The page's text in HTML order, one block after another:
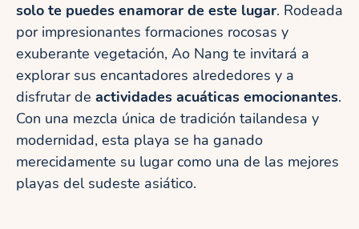
solo te puedes enamorar de este lugar. Rodeada
por impresionantes formaciones rocosas y
exuberante vegetación, Ao Nang te invitará a
explorar sus encantadores alrededores y a
disfrutar de actividades acuáticas emocionantes.
Con una mezcla única de tradición tailandesa y
modernidad, esta playa se ha ganado
merecidamente su lugar como una de las mejores
playas del sudeste asiático.